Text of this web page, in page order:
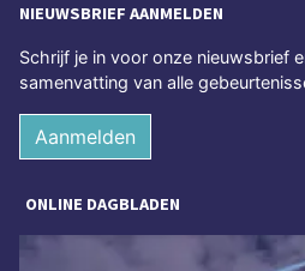
NIEUWSBRIEF AANMELDEN
Schrijf je in voor onze nieuwsbrief
samenvatting van alle
Aanmelden
ONLINE DAGBLADEN